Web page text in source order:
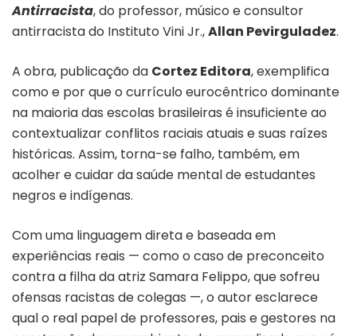
Antirracista, do professor, músico e consultor
antirracista do Instituto Vini Jr.,Allan Pevirguladez.
A obra, publicação da Cortez Editora, exemplifica
como e por que o currículo eurocêntrico dominante
na maioria das escolas brasileiras é insuficiente ao
contextualizar conflitos raciais atuais e suas raízes
históricas. Assim, torna-se falho, também, em
acolher e cuidar da saúde mental de estudantes
negros e indígenas.
Com uma linguagem direta e baseada em
experiências reais — como o caso de preconceito
contra a filha da atriz Samara Felippo, que sofreu
ofensas racistas de colegas —, o autor esclarece
qual o real papel de professores, pais e gestores na